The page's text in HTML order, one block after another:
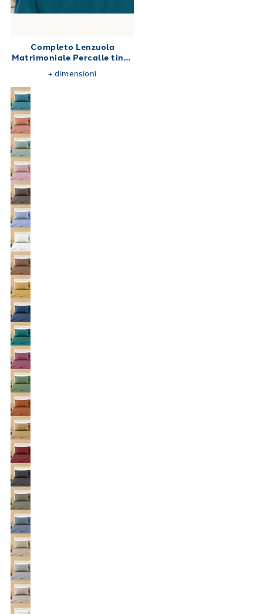
Completo Lenzuola
Matrimoniale Percalle tinta
unita 180X200
+dimensioni